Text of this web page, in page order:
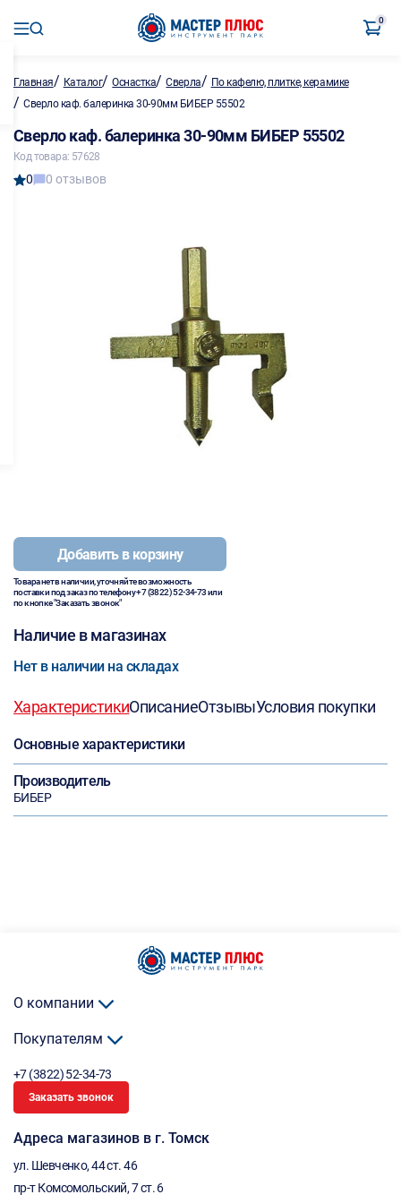
0
Главная/ Каталог/Оснастка/Сверла/ По кафелю, плитке, керамике
/ Сверло каф. балеринка 30-90мм БИБЕР 55502
Сверло каф. балеринка 30-90мм БИБЕР 55502
Код товара: 57628
0 0 отзывов
Добавить в корзину
Товара нет в наличии, уточняйте возможность
поставки под заказ по телефону+7 (3822) 52-34-73или
по кнопке "Заказать звонок"
Наличие в магазинах
Нет в наличии на складах
ХарактеристикиОписаниеОтзывыУсловия покупки
Основные характеристики
Производитель
БИБЕР
О компании
Покупателям
+7 (3822) 52-34-73
Заказать звонок
Адреса магазинов в г. Томск
ул. Шевченко, 44 ст. 46
пр-т Комсомольский, 7 ст. 6